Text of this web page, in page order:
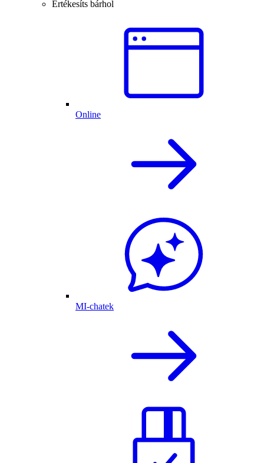
Értékesíts bárhol
Online
MI-chatek